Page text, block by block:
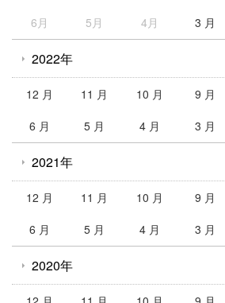
6月 5月 4月 3 月
2022年
12 月 11 月 10 月 9 月
6 月 5 月 4 月 3 月
2021年
12 月 11 月 10 月 9 月
6 月 5 月 4 月 3 月
2020年